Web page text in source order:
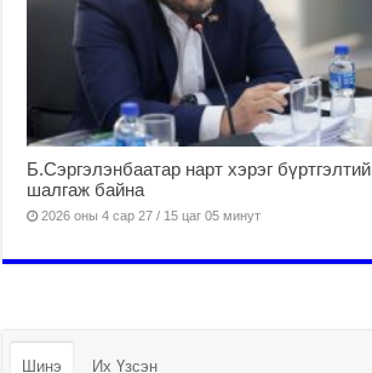
Б.Сэргэлэнбаатар нарт хэрэг
шалгаж байна
2026 оны 4 сар 27 / 15 цаг 05 минут
Шинэ Их Үзсэн